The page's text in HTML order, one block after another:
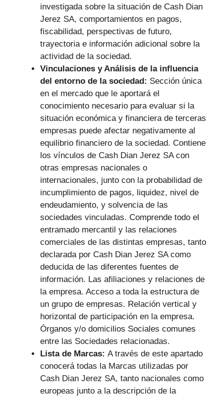
investigada sobre la situación de Cash Dian
Jerez SA, comportamientos en pagos,
fiscabilidad, perspectivas de futuro,
trayectoria e información adicional sobre la
actividad de la sociedad.
Vinculaciones y Análisis de la influencia
del entorno de la sociedad: Sección única
en el mercado que le aportará el
conocimiento necesario para evaluar si la
situación económica y financiera de terceras
empresas puede afectar negativamente al
equilibrio financiero de la sociedad. Contiene
los vínculos de Cash Dian Jerez SA con
otras empresas nacionales o
internacionales, junto con la probabilidad de
incumplimiento de pagos, liquidez, nivel de
endeudamiento, y solvencia de las
sociedades vinculadas. Comprende todo el
entramado mercantil y las relaciones
comerciales de las distintas empresas, tanto
declarada por Cash Dian Jerez SA como
deducida de las diferentes fuentes de
información. Las afiliaciones y relaciones de
la empresa. Acceso a toda la estructura de
un grupo de empresas. Relación vertical y
horizontal de participación en la empresa.
Órganos y/o domicilios Sociales comunes
entre las Sociedades relacionadas.
Lista de Marcas: A través de este apartado
conocerá todas la Marcas utilizadas por
Cash Dian Jerez SA, tanto nacionales como
europeas junto a la descripción de la